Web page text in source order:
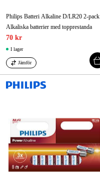
Philips Batteri Alkaline D/LR20 2-pack
Alkaliska batterier med topprestanda
70 kr
I lager
Jämför